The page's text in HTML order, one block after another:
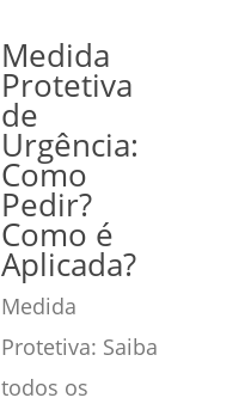
Medida
Protetiva
de
Urgência:
Como
Pedir?
Como é
Aplicada?
Medida
Protetiva: Saiba
todos os